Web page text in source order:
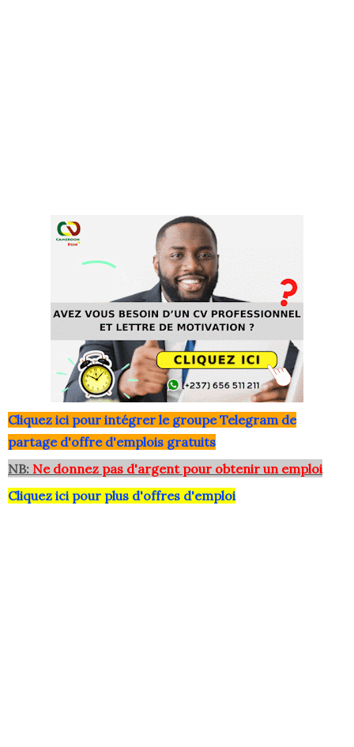
Cliquez ici pour intégrer le groupe Telegram de
partage d'offre d'emplois gratuits
NB: Ne donnez pas d'argent pour obtenir un emploi
Cliquez ici pour plus d'offres d'emploi